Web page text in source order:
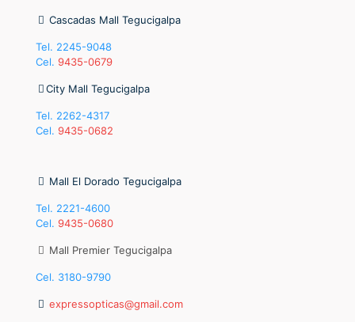
Cascadas Mall Tegucigalpa
Tel. 2245-9048
Cel. 9435-0679
City Mall Tegucigalpa
Tel. 2262-4317
Cel. 9435-0682
Mall El Dorado Tegucigalpa
Tel. 2221-4600
Cel. 9435-0680
Mall Premier Tegucigalpa
Cel. 3180-9790
expressopticas@gmail.com